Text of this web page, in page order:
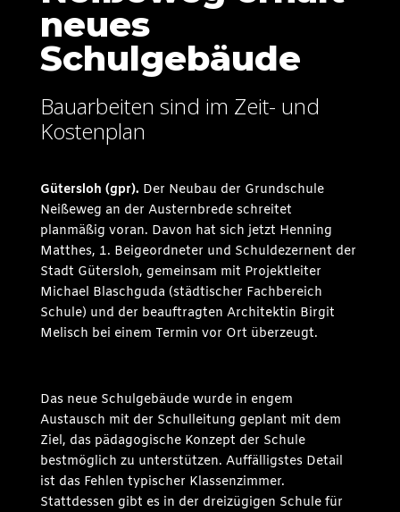
neues
Schulgebäude
Bauarbeiten sind im Zeit- und
Kostenplan
Gütersloh (gpr). Der Neubau der Grundschule
Neißeweg an der Austernbrede schreitet
planmäßig voran. Davon hat sich jetzt Henning
Matthes, 1. Beigeordneter und Schuldezernent der
Stadt Gütersloh, gemeinsam mit Projektleiter
Michael Blaschguda (städtischer Fachbereich
Schule) und der beauftragten Architektin Birgit
Melisch bei einem Termin vor Ort überzeugt.
Das neue Schulgebäude wurde in engem
Austausch mit der Schulleitung geplant mit dem
Ziel, das pädagogische Konzept der Schule
bestmöglich zu unterstützen. Auffälligstes Detail
ist das Fehlen typischer Klassenzimmer.
Stattdessen gibt es in der dreizügigen Schule für